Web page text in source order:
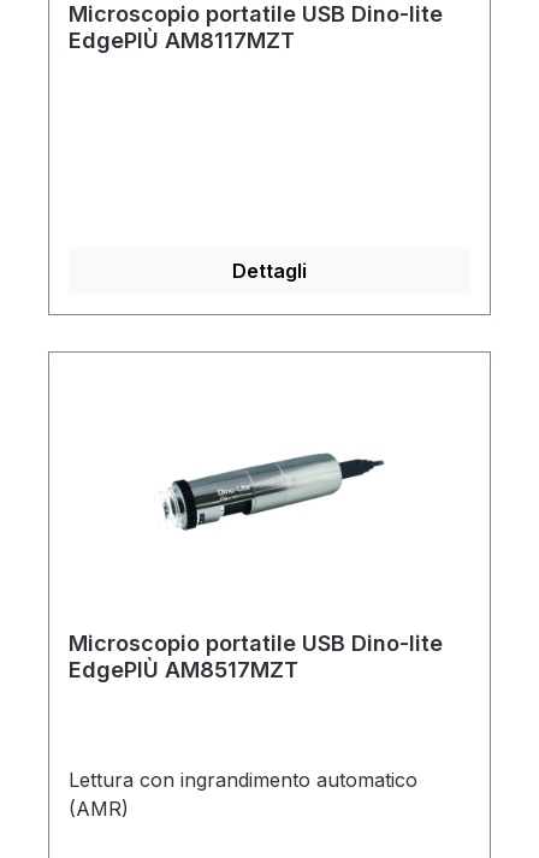
Microscopio portatile USB Dino-lite
EdgePIÙ AM8117MZT
Dettagli
Microscopio portatile USB Dino-lite
EdgePIÙ AM8517MZT
Lettura con ingrandimento automatico
(AMR)